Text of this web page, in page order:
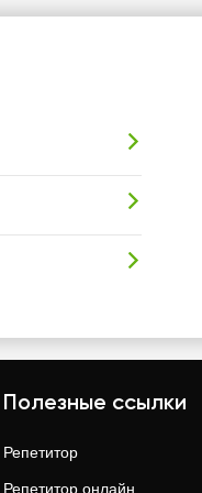
Полезные ссылки
Репетитор
Репетитор онлайн